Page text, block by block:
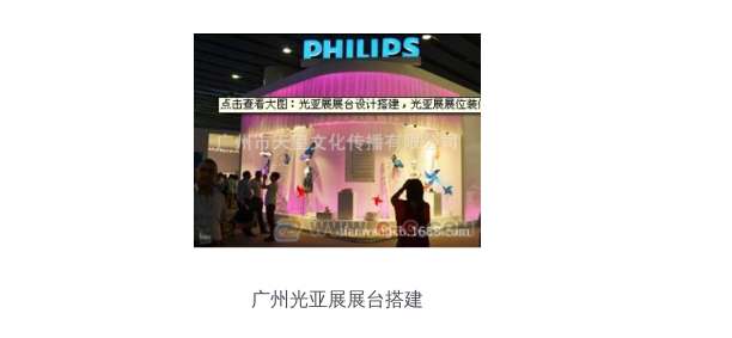
广州光亚展展台搭建